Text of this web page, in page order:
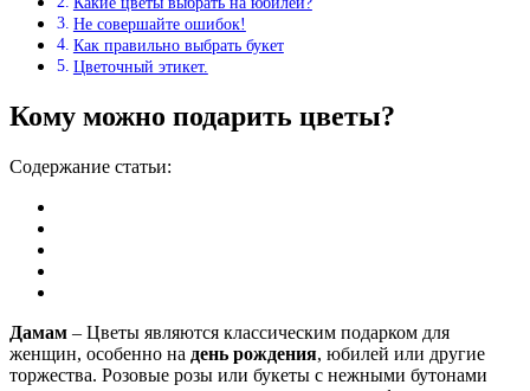
Не совершайте ошибок!
Как правильно выбрать букет
Цветочный этикет.
Кому можно подарить цветы?
Содержание статьи:
Дамам – Цветы являются классическим подарком для
женщин, особенно на день рождения, юбилей или другие
торжества. Розовые розы или букеты с нежными бутонами